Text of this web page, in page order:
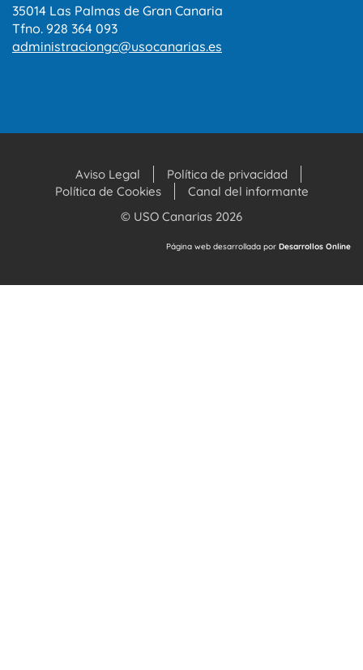
35014 Las Palmas de Gran Canaria
Tfno. 928 364 093
administraciongc@usocanarias.es
Aviso Legal
Política de privacidad
Política de Cookies
Canal del informante
© USO Canarias 2026
Página web desarrollada por Desarrollos Online